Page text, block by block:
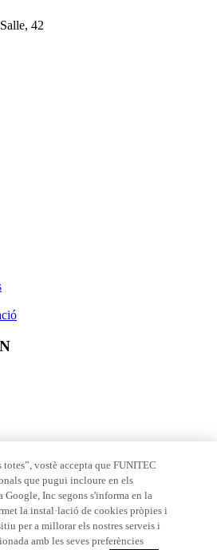
42
vostè accepta que FUNITEC
que pugui incloure en els
Google, Inc segons s'informa en la
la instal·lació de cookies pròpies i
per a millorar els nostres serveis i
amb les seves preferències